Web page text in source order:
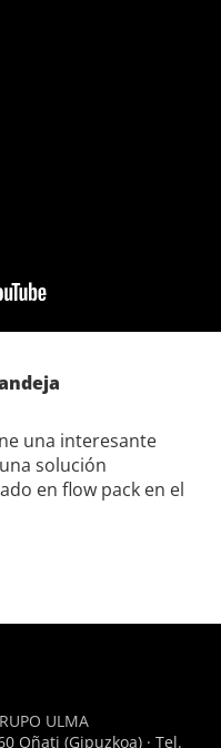
una interesante
solución
en flow pack en el
ULMA
Oñati (Gipuzkoa) · Tel.